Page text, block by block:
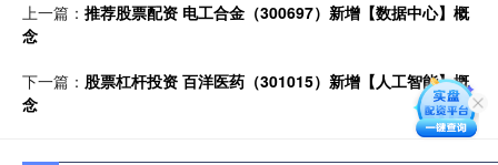
上一篇： 推荐股票配资 电工合金（300697）新增【数据中心】概
念
下一篇： 股票杠杆投资 百洋医药（301015）新增【人工智能】概
念